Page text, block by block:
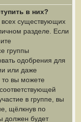
в них?
существующих
разделе. Если
группы
одобрения для
или даже
вы можете
в группе, вы
щёлкнув по
должен будет